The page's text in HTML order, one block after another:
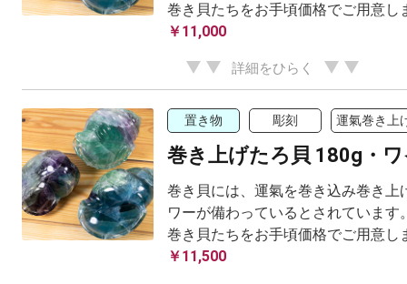
巻き貝たちをお手頃価格でご用意し
￥11,000
詳細をひらく
置き物 彫刻 運氣巻き上
巻き上げたろ貝 180g・
巻き貝には、運氣を巻き込み巻き上
ワーが備わっているとされています
巻き貝たちをお手頃価格でご用意し
￥11,500